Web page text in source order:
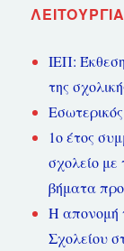
ΙΕΠ:
της
1ο έτος
σχολείο με
βήματα
Η απονομή
Σχολείου